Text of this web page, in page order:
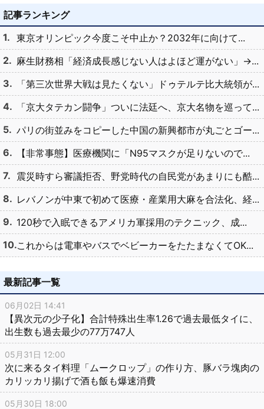
記事ランキング
東京オリンピック今度こそ中止か？2032年に向けて...
麻生財務相「経済成長感じない人はよほど運がない」→...
「第三次世界大戦は見たくない」ドゥテルテ比大統領が...
「京大タテカン闘争」ついに法廷へ、京大名物を巡って...
パリの街並みをコピーした中国の新興都市が丸ごとゴー...
【非常事態】医療機関に「N95マスクが足りないので...
震災時すら審議拒否、野党時代の自民党があまりにも酷...
レバノンが中東で初めて医療・産業用大麻を合法化、経...
120秒で入眠できるアメリカ軍採用のテクニック、成...
これからは電車やバスでベビーカーをたたまなくてOK...
最新記事一覧
06月02日 14:41
【異次元の少子化】合計特殊出生率1.26で過去最低タイに、
出生数も過去最少の77万747人
05月31日 12:00
次に来るタイ料理「ムークロップ」の作り方、豚バラ塊肉の
カリッカリ揚げで酒も飯も爆速消費
05月30日 18:00